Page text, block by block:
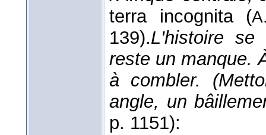
terra incognita (
139).L'histoire
reste un manque.
à combler.
angle, un
p. 1151):